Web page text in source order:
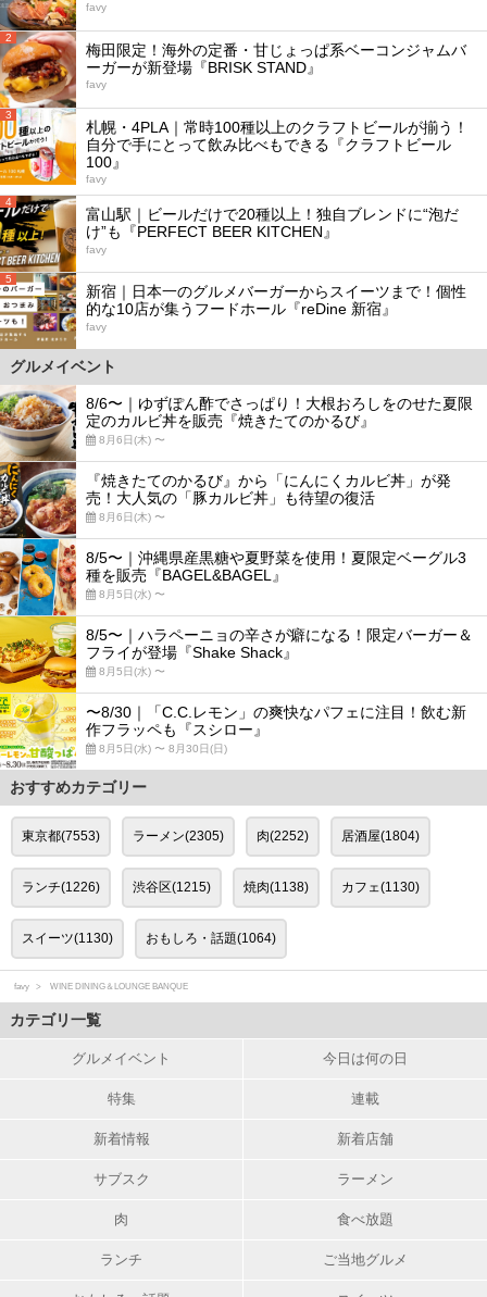
favy
2
梅田限定！海外の定番・甘じょっぱ系ベーコンジャムバ
ーガーが新登場『BRISK STAND』
favy
3
札幌・4PLA｜常時100種以上のクラフトビールが揃う！
自分で手にとって飲み比べもできる『クラフトビール
100』
favy
4
富山駅｜ビールだけで20種以上！独自ブレンドに“泡だ
け”も『PERFECT BEER KITCHEN』
favy
5
新宿｜日本一のグルメバーガーからスイーツまで！個性
的な10店が集うフードホール『reDine 新宿』
favy
グルメイベント
8/6〜｜ゆずぽん酢でさっぱり！大根おろしをのせた夏限
定のカルビ丼を販売『焼きたてのかるび』
8月6日(木) 〜
『焼きたてのかるび』から「にんにくカルビ丼」が発
売！大人気の「豚カルビ丼」も待望の復活
8月6日(木) 〜
8/5〜｜沖縄県産黒糖や夏野菜を使用！夏限定ベーグル3
種を販売『BAGEL&BAGEL』
8月5日(水) 〜
8/5〜｜ハラペーニョの辛さが癖になる！限定バーガー＆
フライが登場『Shake Shack』
8月5日(水) 〜
〜8/30｜「C.C.レモン」の爽快なパフェに注目！飲む新
作フラッペも『スシロー』
8月5日(水) 〜 8月30日(日)
おすすめカテゴリー
東京都(7553) ラーメン(2305) 肉(2252) 居酒屋(1804)
ランチ(1226) 渋谷区(1215) 焼肉(1138) カフェ(1130)
スイーツ(1130) おもしろ・話題(1064)
favy WINE DINING＆LOUNGE BANQUE
カテゴリ一覧
グルメイベント 今日は何の日
特集 連載
新着情報 新着店舗
サブスク ラーメン
肉 食べ放題
ランチ ご当地グルメ